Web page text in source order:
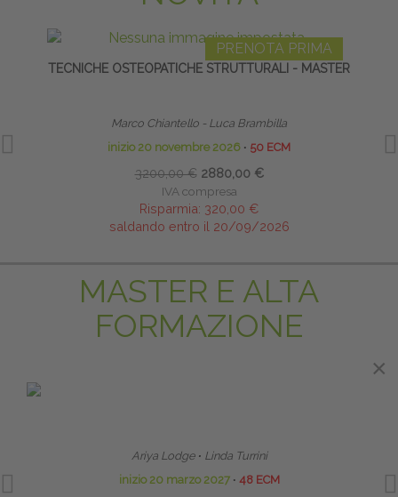
PRENOTA PRIMA
TECNICHE OSTEOPATICHE STRUTTURALI - MASTER
Marco Chiantello - Luca Brambilla
inizio 20 novembre 2026 ∙ 50 ECM
3200,00 € 2880,00 €
IVA compresa
Risparmia: 320,00 €
saldando entro il 20/09/2026
MASTER E ALTA
FORMAZIONE
Ariya Lodge ∙ Linda Turrini
inizio 20 marzo 2027 ∙ 48 ECM
×
×